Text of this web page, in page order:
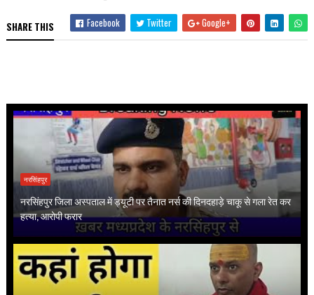
SHARE THIS Facebook Twitter Google+
नरसिंहपुर
नरसिंहपुर जिला अस्पताल में ड्यूटी पर तैनात नर्स की दिनदहाड़े चाकू से गला रेत कर
हत्या, आरोपी फरार